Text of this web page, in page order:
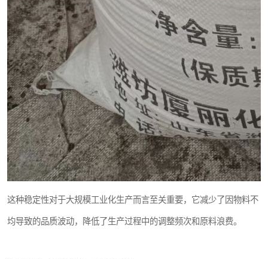
这种稳定性对于大规模工业化生产而言至关重要，它减少了因物料不
均导致的品质波动，降低了生产过程中的调整频次和原料浪费。